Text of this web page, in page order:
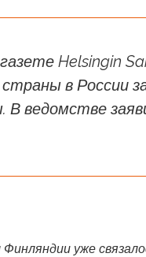
Helsingin
в России
ведомстве
уже